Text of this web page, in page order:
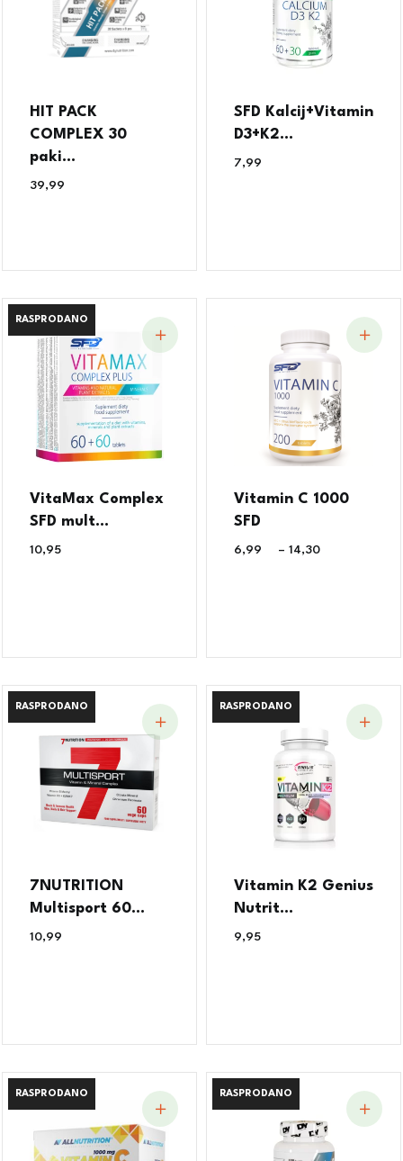
HIT PACK
COMPLEX 30
paki...
39,99
SFD Kalcij+Vitamin
D3+K2...
7,99
RASPRODANO
RASPRODANO
VitaMax Complex
SFD mult...
10,95
Vitamin C 1000
SFD
6,99 – 14,30
RASPRODANO
RASPRODANO
7NUTRITION
Multisport 60...
10,99
RASPRODANO
RASPRODANO
Vitamin K2 Genius
Nutrit...
9,95
RASPRODANO
RASPRODANO RASPRODANO
RASPRODANO